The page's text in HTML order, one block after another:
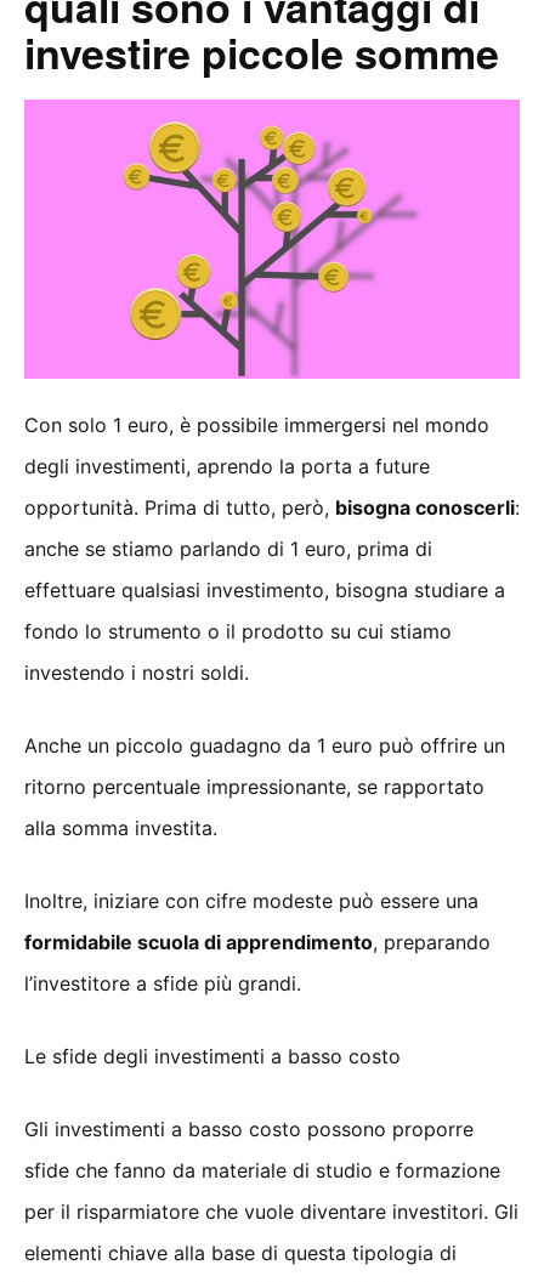
investire piccole somme
Con solo 1 euro, è possibile immergersi nel mondo
degli investimenti, aprendo la porta a future
opportunità. Prima di tutto, però, bisogna conoscerli:
anche se stiamo parlando di 1 euro, prima di
effettuare qualsiasi investimento, bisogna studiare a
fondo lo strumento o il prodotto su cui stiamo
investendo i nostri soldi.
Anche un piccolo guadagno da 1 euro può offrire un
ritorno percentuale impressionante, se rapportato
alla somma investita.
Inoltre, iniziare con cifre modeste può essere una
formidabile scuola di apprendimento, preparando
l’investitore a sfide più grandi.
Le sfide degli investimenti a basso costo
Gli investimenti a basso costo possono proporre
sfide che fanno da materiale di studio e formazione
per il risparmiatore che vuole diventare investitori. Gli
elementi chiave alla base di questa tipologia di